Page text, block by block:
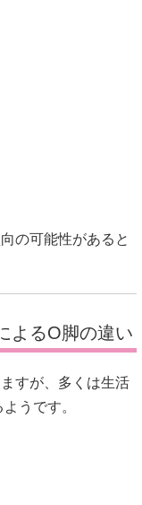
の可能性があると
よるO脚の違い
すが、多くは生活
うです。